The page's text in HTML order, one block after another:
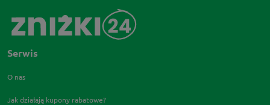
Serwis
O nas
Jak działają kupony rabatowe?